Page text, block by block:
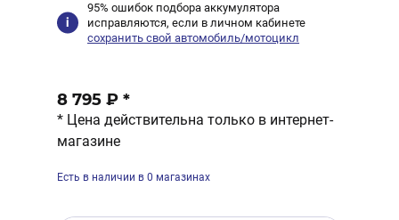
95% ошибок подбора аккумулятора
исправляются, если в личном кабинете
сохранить свой автомобиль/мотоцикл
8 795 ₽ *
* Цена действительна только в интернет-
магазине
Есть в наличии в 0 магазинах